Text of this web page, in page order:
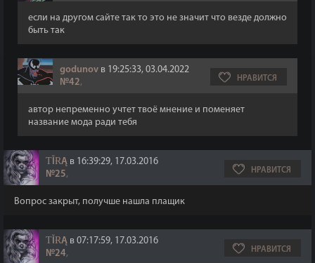
если на другом сайте так то это не значит что везде должно
быть так
godunov в 19:25:33, 03.04.2022
№42, НРАВИТСЯ
автор непременно учтет твоё мнение и поменяет
название мода ради тебя
ƬĬɌĄ в 16:39:29, 17.03.2016
№25, НРАВИТСЯ
Вопрос закрыт, получше нашла плащик
ƬĬɌĄ в 07:17:59, 17.03.2016
№24, НРАВИТСЯ